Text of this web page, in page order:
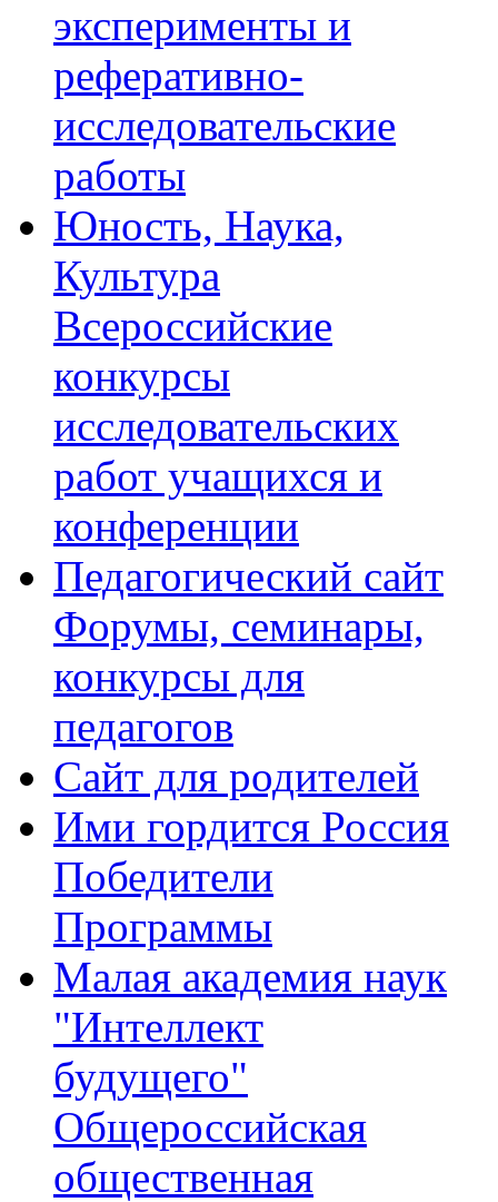
эксперименты и
реферативно-
исследовательские
работы
Юность, Наука,
Культура
Всероссийские
конкурсы
исследовательских
работ учащихся и
конференции
Педагогический сайт
Форумы, семинары,
конкурсы для
педагогов
Сайт для родителей
Ими гордится Россия
Победители
Программы
Малая академия наук
"Интеллект
будущего"
Общероссийская
общественная